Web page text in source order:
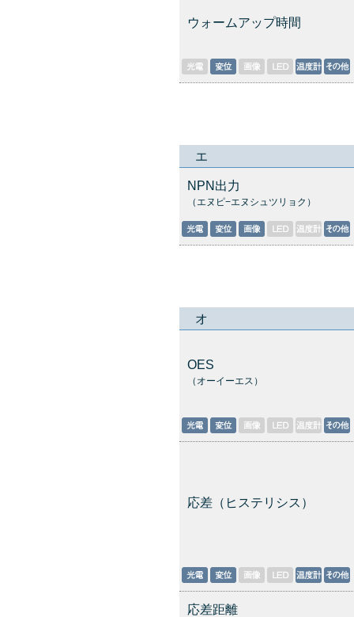
ウォームアップ時間
エ
NPN出力
（エヌピ−エヌシュツリョク）
オ
OES
（オーイーエス）
応差（ヒステリシス）
応差距離